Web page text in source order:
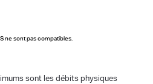
ne sont pas compatibles.
sont les débits physiques